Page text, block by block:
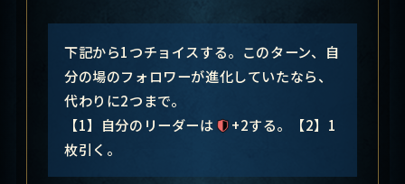
下記から1つチョイスする。このターン、自
分の場のフォロワーが進化していたなら、
代わりに2つまで。
【1】自分のリーダーは
+2する。【2】1
枚引く。